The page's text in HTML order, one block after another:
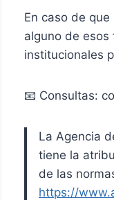
En caso de
alguno de
institucionales
📧 Consultas:
La Agencia
tiene la
de las
https://